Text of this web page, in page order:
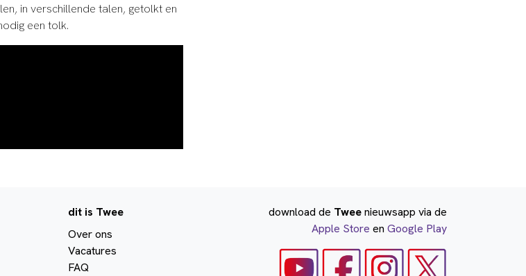
in verschillende talen, getolkt en
een tolk.
dit is Twee
Over ons
Vacatures
FAQ
download de Tweenieuwsapp via de
Apple Store en Google Play